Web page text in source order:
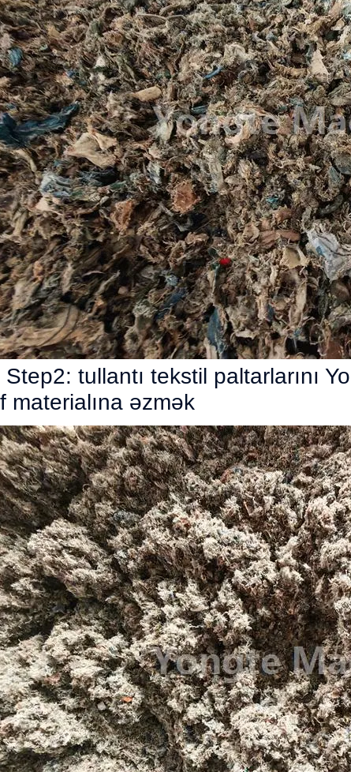
Step2: tullantı tekstil paltarlarını
materialına əzmək